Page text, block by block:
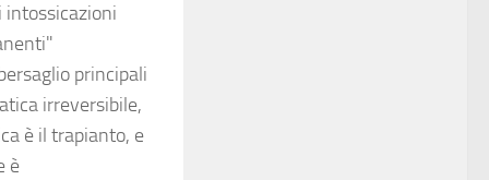
principali
irreversibile,
è il trapianto, e
è